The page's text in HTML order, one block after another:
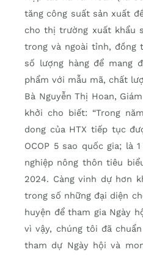
tăng công suất sản xuất
cho thị trường xuất khẩu
trong và ngoài tỉnh, đồng
số lượng hàng để mang
phẩm với mẫu mã, chất
Bà Nguyễn Thị Hoan,
khởi cho biết: “Trong
dong của HTX tiếp tục
OCOP 5 sao quốc gia; là
nghiệp nông thôn tiêu
2024. Càng vinh dự hơn
trong số những đại diện
huyện để tham gia Ngày
vì vậy, chúng tôi đã
tham dự Ngày hội và